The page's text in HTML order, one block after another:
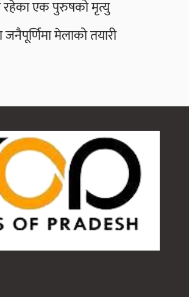
रहेका एक पुरुषको मृत्यु
मेलाको तयारी